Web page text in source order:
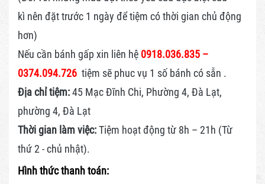
kì nên đặt trước 1 ngày để tiệm có thời gian chủ động
hơn)
Nếu cần bánh gấp xin liên hệ 0918.036.835 –
0374.094.726 tiệm sẽ phuc vụ 1 số bánh có sẵn .
Địa chỉ tiệm:45 Mạc Đĩnh Chi, Phường 4, Đà Lạt,
phường 4, Đà Lạt
Thời gian làm việc:Tiệm hoạt động từ 8h – 21h (Từ
thứ 2 - chủ nhật).
Hình thức thanh toán: